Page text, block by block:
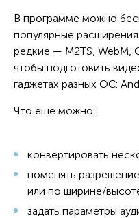
В программе можно
популярные
редкие — M2TS, WebM,
чтобы подготовить
гаджетах разных ОС:
Что еще можно:
конвертировать
поменять
или по ширине/
задать параметры